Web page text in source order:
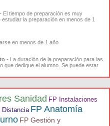
- El tiempo de preparación es muy
la preparación en menos de 1
en menos de 1 año
- La duración de la preparación para las
que dedique el alumno. Se puede estar
Sanidad FP Instalaciones
Distancia FP Anatomía
FP Gestión y